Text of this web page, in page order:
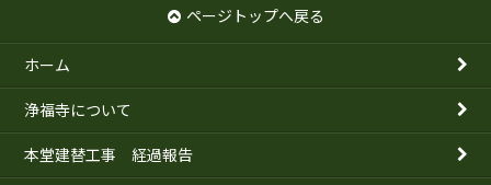
ページトップへ戻る
ホーム
浄福寺について
本堂建替工事 経過報告